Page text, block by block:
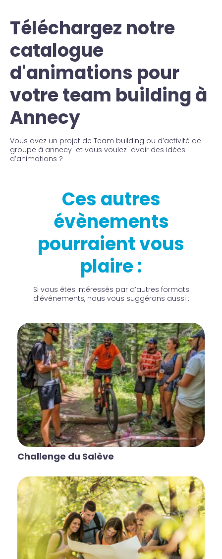
Téléchargez notre
catalogue
d'animations pour
votre team building à
Annecy
Vous avez un projet de Team building ou d’activité de
groupe à annecy et vous voulez avoir des idées
d’animations ?
Ces autres
évènements
pourraient vous
plaire :
Si vous êtes intéressés par d’autres formats
d’événements, nous vous suggérons aussi :
Challenge du Salève